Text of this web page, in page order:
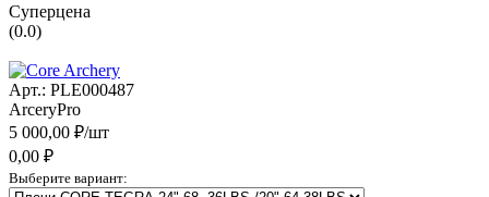
Суперцена
(0.0)
Арт.: PLE000487
ArceryPro
5 000,00 ₽/шт
0,00 ₽
Выберите вариант: